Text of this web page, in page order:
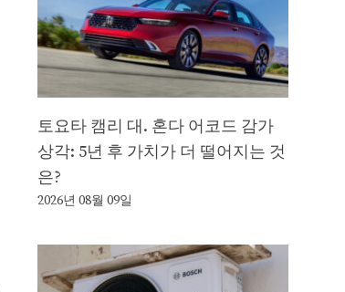
토요타 캠리 대. 혼다 어코드 감가
상각: 5년 후 가치가 더 떨어지는 것
은?
2026년 08월 09일